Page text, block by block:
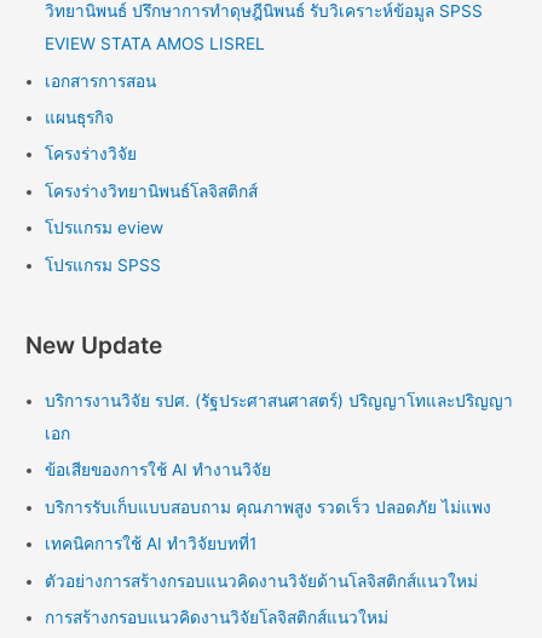
วิทยานิพนธ์ ปรึกษาการทำดุษฎีนิพนธ์ รับวิเคราะห์ข้อมูล SPSS
EVIEW STATA AMOS LISREL
เอกสารการสอน
แผนธุรกิจ
โครงร่างวิจัย
โครงร่างวิทยานิพนธ์โลจิสติกส์
โปรแกรม eview
โปรแกรม SPSS
New Update
บริการงานวิจัย รปศ. (รัฐประศาสนศาสตร์) ปริญญาโทและปริญญา
เอก
ข้อเสียของการใช้ AI ทำงานวิจัย
บริการรับเก็บแบบสอบถาม คุณภาพสูง รวดเร็ว ปลอดภัย ไม่แพง
เทคนิคการใช้ AI ทำวิจัยบทที่1
ตัวอย่างการสร้างกรอบแนวคิดงานวิจัยด้านโลจิสติกส์แนวใหม่
การสร้างกรอบแนวคิดงานวิจัยโลจิสติกส์แนวใหม่